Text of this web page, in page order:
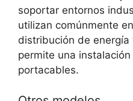
soportar entornos
utilizan comúnmente
distribución de
permite una
portacables.